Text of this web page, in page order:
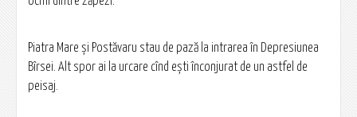
Piatra Mare și Postăvaru stau de pază la intrarea în Depresiunea
Bîrsei. Alt spor ai la urcare cînd ești înconjurat de un astfel de
peisaj.